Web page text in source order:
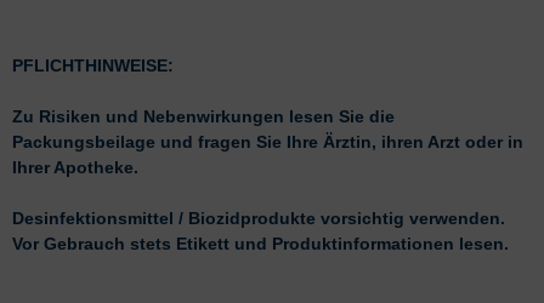
PFLICHTHINWEISE:
Zu Risiken und Nebenwirkungen lesen Sie die
Packungsbeilage und fragen Sie Ihre Ärztin, ihren Arzt oder in
Ihrer Apotheke.
Desinfektionsmittel / Biozidprodukte vorsichtig verwenden.
Vor Gebrauch stets Etikett und Produktinformationen lesen.